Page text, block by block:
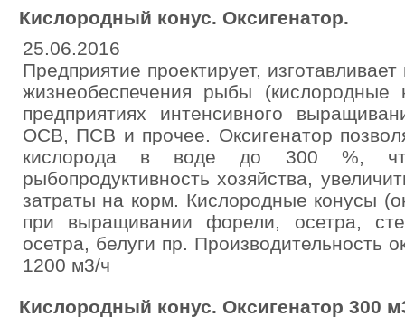
Кислородный конус. Оксигенатор.
25.06.2016
Предприятие проектирует,
жизнеобеспечения рыбы (кислородные
предприятиях интенсивного
ОСВ, ПСВ и прочее. Оксигенатор
кислорода в воде до 300 %, что
рыбопродуктивность хозяйства,
затраты на корм. Кислородные конусы
при выращивании форели, осетра,
осетра, белуги пр. Производительность
1200 м3/ч
Кислородный конус. Оксигенатор 300